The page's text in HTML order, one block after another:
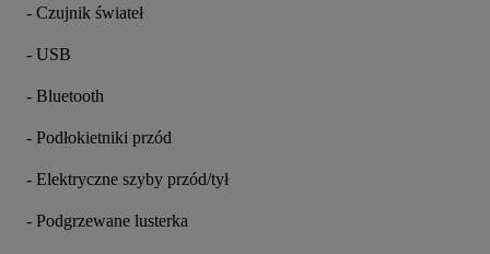
- Czujnik świateł
- USB
- Bluetooth
- Podłokietniki przód
- Elektryczne szyby przód/tył
- Podgrzewane lusterka